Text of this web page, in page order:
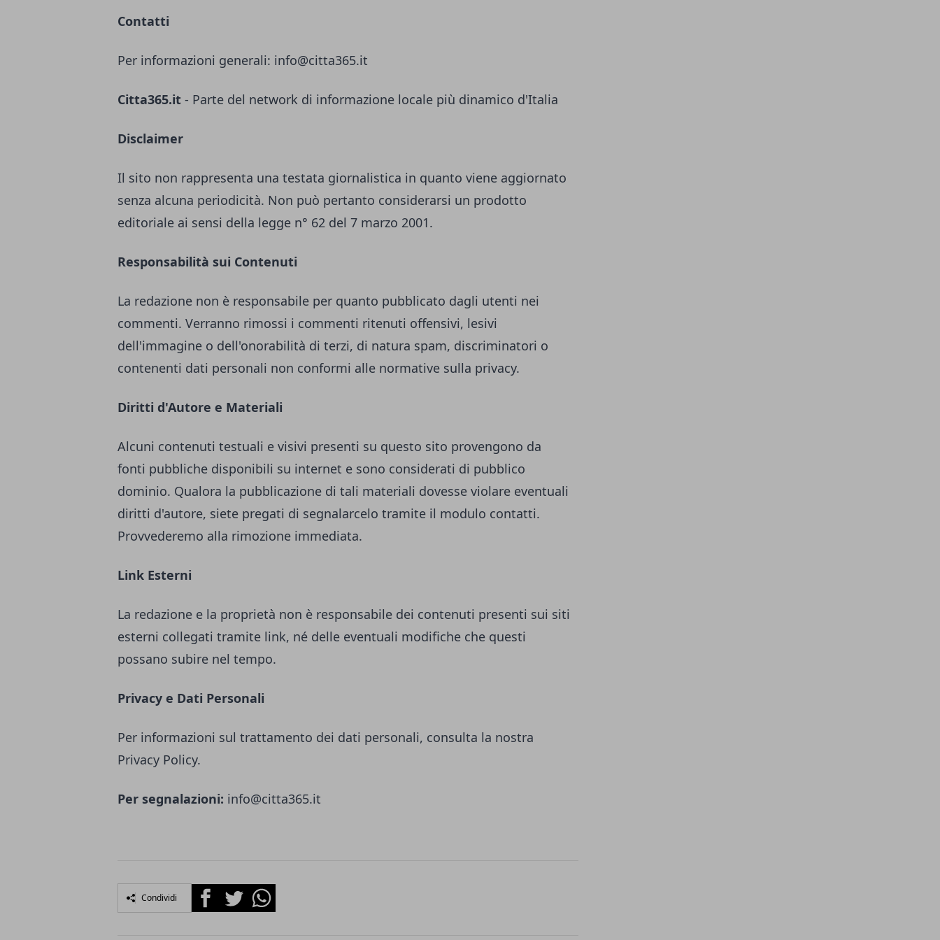
Contatti
Per informazioni generali: info@citta365.it
Citta365.it - Parte del network di informazione locale più dinamico d'Italia
Disclaimer
Il sito non rappresenta una testata giornalistica in quanto viene aggiornato
senza alcuna periodicità. Non può pertanto considerarsi un prodotto
editoriale ai sensi della legge n° 62 del 7 marzo 2001.
Responsabilità sui Contenuti
La redazione non è responsabile per quanto pubblicato dagli utenti nei
commenti. Verranno rimossi i commenti ritenuti offensivi, lesivi
dell'immagine o dell'onorabilità di terzi, di natura spam, discriminatori o
contenenti dati personali non conformi alle normative sulla privacy.
Diritti d'Autore e Materiali
Alcuni contenuti testuali e visivi presenti su questo sito provengono da
fonti pubbliche disponibili su internet e sono considerati di pubblico
dominio. Qualora la pubblicazione di tali materiali dovesse violare eventuali
diritti d'autore, siete pregati di segnalarcelo tramite il modulo contatti.
Provvederemo alla rimozione immediata.
Link Esterni
La redazione e la proprietà non è responsabile dei contenuti presenti sui siti
esterni collegati tramite link, né delle eventuali modifiche che questi
possano subire nel tempo.
Privacy e Dati Personali
Per informazioni sul trattamento dei dati personali, consulta la nostra
Privacy Policy.
Per segnalazioni: info@citta365.it
Condividi FacebookTwitterWhatsapp